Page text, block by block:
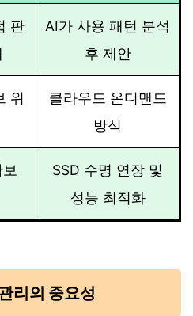
판
AI가 사용 패턴 분석
후 제안
위
클라우드 온디맨드
방식
SSD 수명 연장 및
성능 최적화
리의 중요성